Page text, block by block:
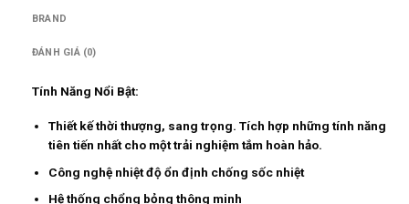
BRAND
ĐÁNH GIÁ (0)
Tính Năng Nổi Bật:
Thiết kế thời thượng, sang trọng. Tích hợp những tính năng
tiên tiến nhất cho một trải nghiệm tắm hoàn hảo.
Công nghệ nhiệt độ ổn định chống sốc nhiệt
Hệ thống chổng bỏng thông minh